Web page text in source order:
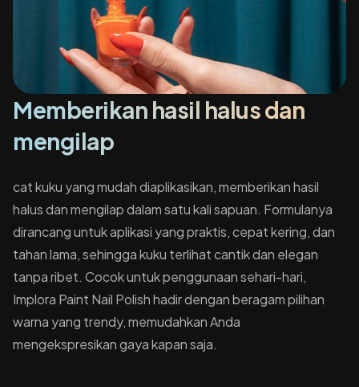
Memberikan hasil halus dan
mengilap
cat kuku yang mudah diaplikasikan, memberikan hasil
halus dan mengilap dalam satu kali sapuan. Formulanya
dirancang untuk aplikasi yang praktis, cepat kering, dan
tahan lama, sehingga kuku terlihat cantik dan elegan
tanpa ribet. Cocok untuk penggunaan sehari-hari,
Implora Paint Nail Polish hadir dengan beragam pilihan
warna yang trendy, memudahkan Anda
mengekspresikan gaya kapan saja.